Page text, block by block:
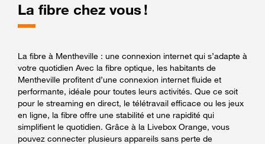
La fibre chez vous !
La fibre à Mentheville : une connexion internet qui s’adapte à
votre quotidien Avec la fibre optique, les habitants de
Mentheville profitent d’une connexion internet fluide et
performante, idéale pour toutes leurs activités. Que ce soit
pour le streaming en direct, le télétravail efficace ou les jeux
en ligne, la fibre offre une stabilité et une rapidité qui
simplifient le quotidien. Grâce à la Livebox Orange, vous
pouvez connecter plusieurs appareils sans perte de